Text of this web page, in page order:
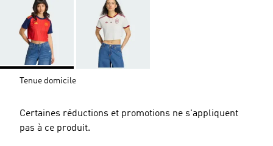
Tenue domicile
Certaines réductions et promotions ne s'appliquent
pas à ce produit.